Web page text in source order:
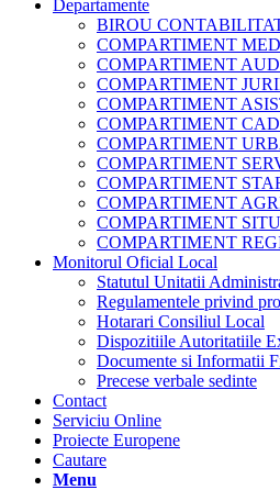
Departamente
BIROU
COMPARTIMENT
COMPARTIMENT
COMPARTIMENT
COMPARTIMENT
COMPARTIMENT
COMPARTIMENT
COMPARTIMENT
COMPARTIMENT
COMPARTIMENT
COMPARTIMENT
COMPARTIMENT
Monitorul Oficial Local
Statutul Unitatii
Regulamentele privind
Hotarari Consiliul Local
Dispozitiile Autoritatiile
Documente si Informatii
Precese verbale sedinte
Contact
Serviciu Online
Proiecte Europene
Cautare
Menu